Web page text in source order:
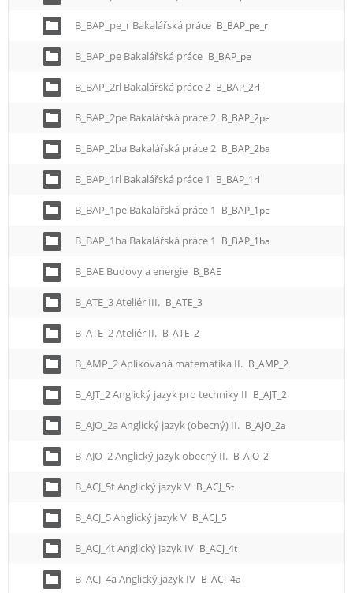
B_BAP_pe_r Bakalářská práce B_BAP_pe_r
B_BAP_pe Bakalářská práce B_BAP_pe
B_BAP_2rl Bakalářská práce 2 B_BAP_2rl
B_BAP_2pe Bakalářská práce 2 B_BAP_2pe
B_BAP_2ba Bakalářská práce 2 B_BAP_2ba
B_BAP_1rl Bakalářská práce 1 B_BAP_1rl
B_BAP_1pe Bakalářská práce 1 B_BAP_1pe
B_BAP_1ba Bakalářská práce 1 B_BAP_1ba
B_BAE Budovy a energie B_BAE
B_ATE_3 Ateliér III. B_ATE_3
B_ATE_2 Ateliér II. B_ATE_2
B_AMP_2 Aplikovaná matematika II. B_AMP_2
B_AJT_2 Anglický jazyk pro techniky II B_AJT_2
B_AJO_2a Anglický jazyk (obecný) II. B_AJO_2a
B_AJO_2 Anglický jazyk obecný II. B_AJO_2
B_ACJ_5t Anglický jazyk V B_ACJ_5t
B_ACJ_5 Anglický jazyk V B_ACJ_5
B_ACJ_4t Anglický jazyk IV B_ACJ_4t
B_ACJ_4a Anglický jazyk IV B_ACJ_4a